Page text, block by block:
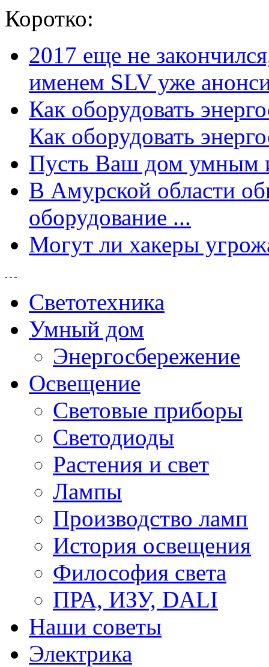
Коротко:
2017 еще не
именем SLV уже
Как оборудовать
Как оборудовать
Пусть Ваш дом умным
В Амурской области
оборудование ...
Могут ли хакеры
Светотехника
Умный дом
Энергосбережение
Освещение
Световые приборы
Светодиоды
Растения и свет
Лампы
Производство ламп
История освещения
Философия света
ПРА, ИЗУ, DALI
Наши советы
Электрика